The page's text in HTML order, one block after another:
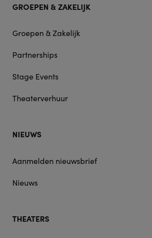
GROEPEN & ZAKELIJK
Groepen & Zakelijk
Partnerships
Stage Events
Theaterverhuur
NIEUWS
Aanmelden nieuwsbrief
Nieuws
THEATERS